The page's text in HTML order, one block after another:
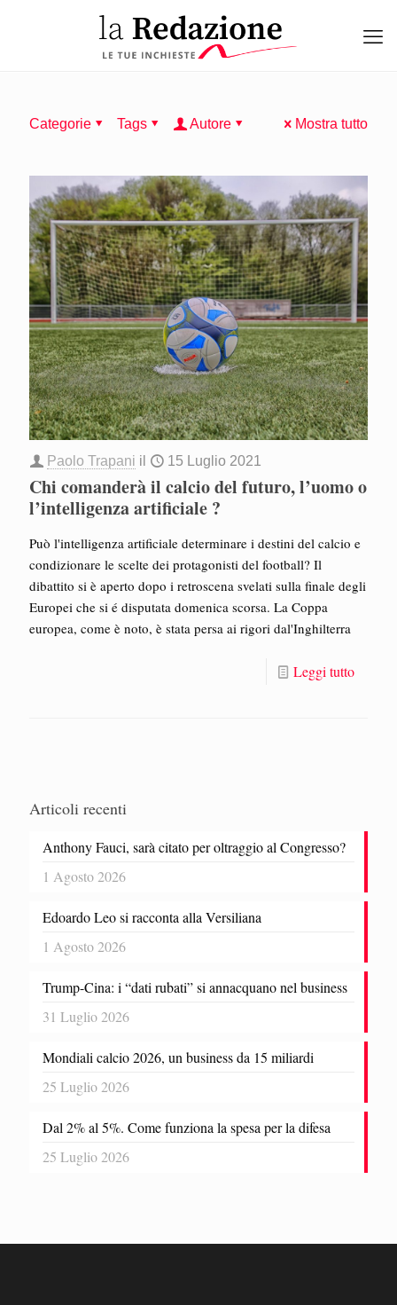
Categorie Tags Autore Mostra tutto
Paolo Trapani il 15 Luglio 2021
Chi comanderà il calcio del futuro, l’uomo o
l’intelligenza artificiale ?
Può l'intelligenza artificiale determinare i destini del calcio e
condizionare le scelte dei protagonisti del football? Il
dibattito si è aperto dopo i retroscena svelati sulla finale degli
Europei che si é disputata domenica scorsa. La Coppa
europea, come è noto, è stata persa ai rigori dal'Inghilterra
Leggi tutto
Articoli recenti
Anthony Fauci, sarà citato per oltraggio al Congresso?
1 Agosto 2026
Edoardo Leo si racconta alla Versiliana
1 Agosto 2026
Trump-Cina: i “dati rubati” si annacquano nel business
31 Luglio 2026
Mondiali calcio 2026, un business da 15 miliardi
25 Luglio 2026
Dal 2% al 5%. Come funziona la spesa per la difesa
25 Luglio 2026